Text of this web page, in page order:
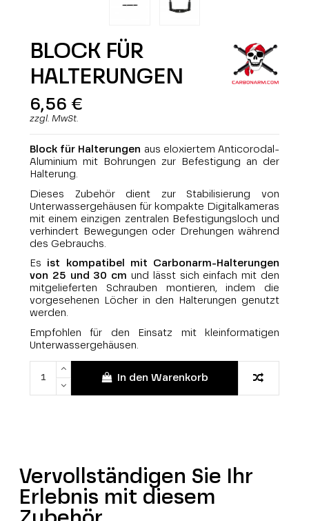
BLOCK FÜR
HALTERUNGEN
6,56 €
zzgl. MwSt.
Block für Halterungen aus eloxiertem Anticorodal-
Aluminium mit Bohrungen zur Befestigung an der
Halterung.
Dieses Zubehör dient zur Stabilisierung von
Unterwassergehäusen für kompakte Digitalkameras
mit einem einzigen zentralen Befestigungsloch und
verhindert Bewegungen oder Drehungen während
des Gebrauchs.
Es ist kompatibel mit Carbonarm-Halterungen
von 25 und 30 cm und lässt sich einfach mit den
mitgelieferten Schrauben montieren, indem die
vorgesehenen Löcher in den Halterungen genutzt
werden.
Empfohlen für den Einsatz mit kleinformatigen
Unterwassergehäusen.
In den Warenkorb
Vervollständigen Sie Ihr
Erlebnis mit diesem